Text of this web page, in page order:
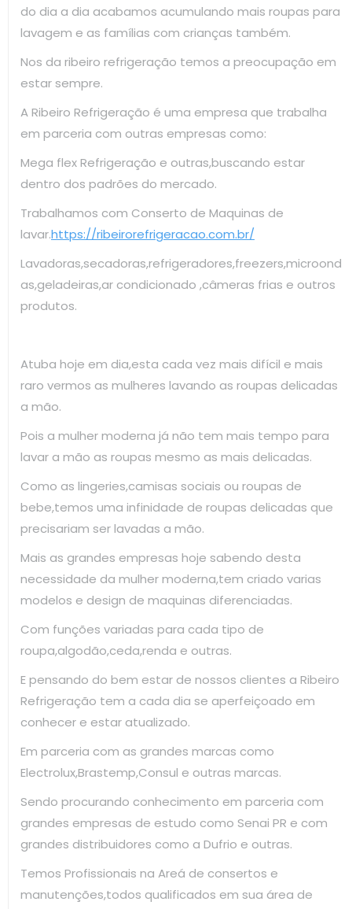
do dia a dia acabamos acumulando mais roupas para
lavagem e as famílias com crianças também.
Nos da ribeiro refrigeração temos a preocupação em
estar sempre.
A Ribeiro Refrigeração é uma empresa que trabalha
em parceria com outras empresas como:
Mega flex Refrigeração e outras,buscando estar
dentro dos padrões do mercado.
Trabalhamos com Conserto de Maquinas de
lavar.https://ribeirorefrigeracao.com.br/
Lavadoras,secadoras,refrigeradores,freezers,microond
as,geladeiras,ar condicionado ,câmeras frias e outros
produtos.
Atuba hoje em dia,esta cada vez mais difícil e mais
raro vermos as mulheres lavando as roupas delicadas
a mão.
Pois a mulher moderna já não tem mais tempo para
lavar a mão as roupas mesmo as mais delicadas.
Como as lingeries,camisas sociais ou roupas de
bebe,temos uma infinidade de roupas delicadas que
precisariam ser lavadas a mão.
Mais as grandes empresas hoje sabendo desta
necessidade da mulher moderna,tem criado varias
modelos e design de maquinas diferenciadas.
Com funções variadas para cada tipo de
roupa,algodão,ceda,renda e outras.
E pensando do bem estar de nossos clientes a Ribeiro
Refrigeração tem a cada dia se aperfeiçoado em
conhecer e estar atualizado.
Em parceria com as grandes marcas como
Electrolux,Brastemp,Consul e outras marcas.
Sendo procurando conhecimento em parceria com
grandes empresas de estudo como Senai PR e com
grandes distribuidores como a Dufrio e outras.
Temos Profissionais na Areá de consertos e
manutenções,todos qualificados em sua área de